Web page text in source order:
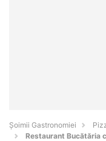
Șoimii Gastronomiei
Restaurant Bucătăria